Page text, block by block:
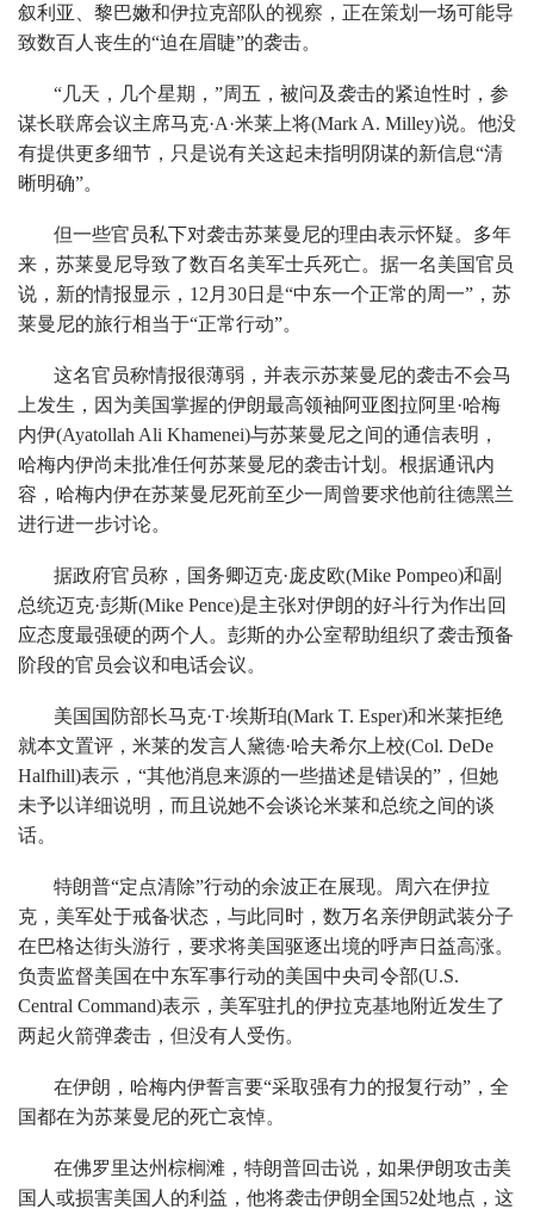
叙利亚、黎巴嫩和伊拉克部队的视察，正在策划一场可能导
致数百人丧生的“迫在眉睫”的袭击。
“几天，几个星期，”周五，被问及袭击的紧迫性时，参
谋长联席会议主席马克·A·米莱上将(Mark A. Milley)说。他没
有提供更多细节，只是说有关这起未指明阴谋的新信息“清
晰明确”。
但一些官员私下对袭击苏莱曼尼的理由表示怀疑。多年
来，苏莱曼尼导致了数百名美军士兵死亡。据一名美国官员
说，新的情报显示，12月30日是“中东一个正常的周一”，苏
莱曼尼的旅行相当于“正常行动”。
这名官员称情报很薄弱，并表示苏莱曼尼的袭击不会马
上发生，因为美国掌握的伊朗最高领袖阿亚图拉阿里·哈梅
内伊(Ayatollah Ali Khamenei)与苏莱曼尼之间的通信表明，
哈梅内伊尚未批准任何苏莱曼尼的袭击计划。根据通讯内
容，哈梅内伊在苏莱曼尼死前至少一周曾要求他前往德黑兰
进行进一步讨论。
据政府官员称，国务卿迈克·庞皮欧(Mike Pompeo)和副
总统迈克·彭斯(Mike Pence)是主张对伊朗的好斗行为作出回
应态度最强硬的两个人。彭斯的办公室帮助组织了袭击预备
阶段的官员会议和电话会议。
美国国防部长马克·T·埃斯珀(Mark T. Esper)和米莱拒绝
就本文置评，米莱的发言人黛德·哈夫希尔上校(Col. DeDe
Halfhill)表示，“其他消息来源的一些描述是错误的”，但她
未予以详细说明，而且说她不会谈论米莱和总统之间的谈
话。
特朗普“定点清除”行动的余波正在展现。周六在伊拉
克，美军处于戒备状态，与此同时，数万名亲伊朗武装分子
在巴格达街头游行，要求将美国驱逐出境的呼声日益高涨。
负责监督美国在中东军事行动的美国中央司令部(U.S.
Central Command)表示，美军驻扎的伊拉克基地附近发生了
两起火箭弹袭击，但没有人受伤。
在伊朗，哈梅内伊誓言要“采取强有力的报复行动”，全
国都在为苏莱曼尼的死亡哀悼。
在佛罗里达州棕榈滩，特朗普回击说，如果伊朗攻击美
国人或损害美国人的利益，他将袭击伊朗全国52处地点，这